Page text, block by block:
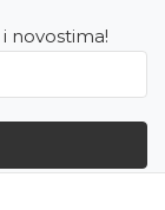
novostima!